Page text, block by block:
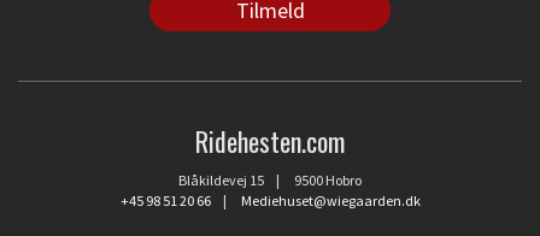
Ridehesten.com
Blåkildevej 15 | 9500 Hobro
+45 98 51 20 66| Mediehuset@wiegaarden.dk